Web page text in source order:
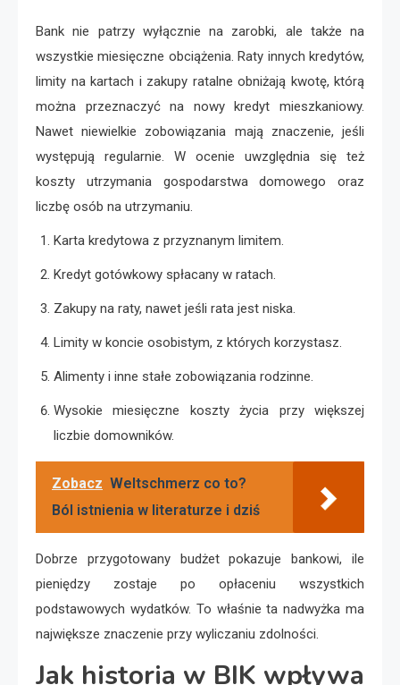
Bank nie patrzy wyłącznie na zarobki, ale także na
wszystkie miesięczne obciążenia. Raty innych kredytów,
limity na kartach i zakupy ratalne obniżają kwotę, którą
można przeznaczyć na nowy kredyt mieszkaniowy.
Nawet niewielkie zobowiązania mają znaczenie, jeśli
występują regularnie. W ocenie uwzględnia się też
koszty utrzymania gospodarstwa domowego oraz
liczbę osób na utrzymaniu.
Karta kredytowa z przyznanym limitem.
Kredyt gotówkowy spłacany w ratach.
Zakupy na raty, nawet jeśli rata jest niska.
Limity w koncie osobistym, z których korzystasz.
Alimenty i inne stałe zobowiązania rodzinne.
Wysokie miesięczne koszty życia przy większej
liczbie domowników.
Zobacz Weltschmerz co to?
Ból istnienia w literaturze i dziś
Dobrze przygotowany budżet pokazuje bankowi, ile
pieniędzy zostaje po opłaceniu wszystkich
podstawowych wydatków. To właśnie ta nadwyżka ma
największe znaczenie przy wyliczaniu zdolności.
Jak historia w BIK wpływa